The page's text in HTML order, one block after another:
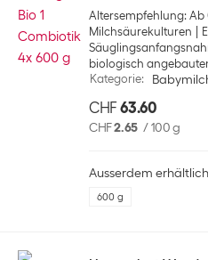
Altersempfehlung: Ab
Milchsäurekulturen
biologisch
Kategorie:
CHF 63.60
CHF2.65 /100 g
Ausserdem
600 g